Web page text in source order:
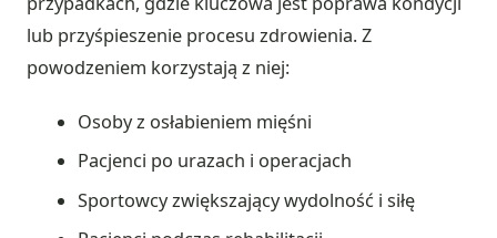
lub przyśpieszenie procesu zdrowienia. Z
powodzeniem korzystają z niej:
Osoby z osłabieniem mięśni
Pacjenci po urazach i operacjach
Sportowcy zwiększający wydolność i siłę